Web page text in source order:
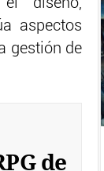
diseño,
aspectos
gestión de
de